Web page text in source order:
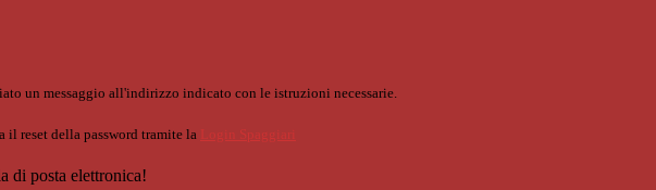
un messaggio all'indirizzo indicato con le istruzioni necessarie.
il reset della password tramite la Login Spaggiari
di posta elettronica!